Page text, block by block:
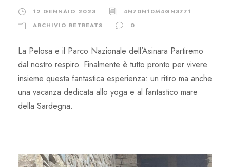
12 GENNAIO 2023
4N70N10M4GN3771
ARCHIVIO RETREATS
0
La Pelosa e il Parco Nazionale dell’Asinara Partiremo
dal nostro respiro. Finalmente è tutto pronto per vivere
insieme questa fantastica esperienza: un ritiro ma anche
una vacanza dedicata allo yoga e al fantastico mare
della Sardegna.